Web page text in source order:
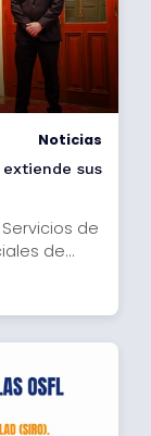
Noticias
extiende sus
de
de...